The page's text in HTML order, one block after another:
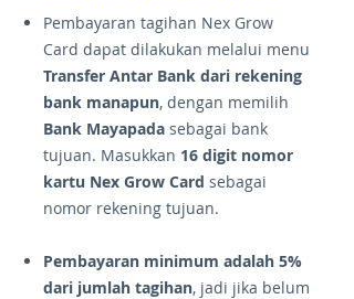
Pembayaran tagihan Nex Grow
Card dapat dilakukan melalui menu
Transfer Antar Bank dari rekening
bank manapun, dengan memilih
Bank Mayapada sebagai bank
tujuan. Masukkan 16 digit nomor
kartu Nex Grow Card sebagai
nomor rekening tujuan.
Pembayaran minimum adalah 5%
dari jumlah tagihan, jadi jika belum